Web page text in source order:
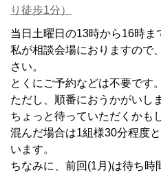
り徒歩1分）
当日土曜日の13時から16時ま
私が相談会場におりますので
さい。
とくにご予約などは不要です。
ただし、順番におうかがいし
ちょっと待っていただくかも
混んだ場合は1組様30分程度
います。
ちなみに、前回(1月)は待ち時